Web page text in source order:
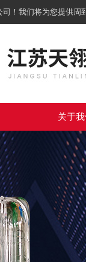
！我们将为您提供周
关于